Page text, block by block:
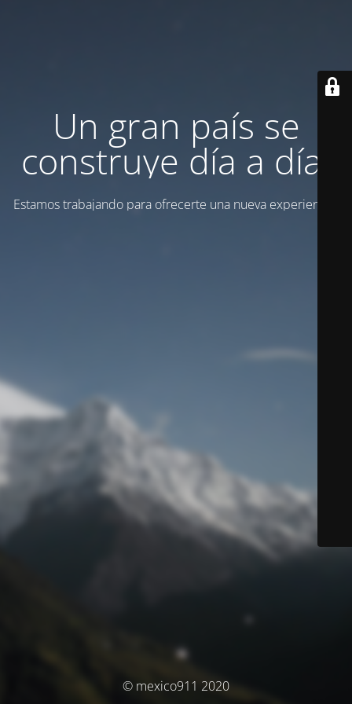
Un gran país se
construye día a día.
Estamos trabajando para ofrecerte una nueva experiencia.
© mexico911 2020